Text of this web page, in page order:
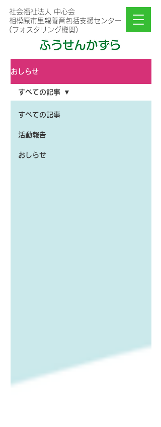
社会福祉法人 中心会
相模原市里親養育包括支援センター
(フォスタリング機関)
おしらせ
すべての記事
活動報告
おしらせ
すべての記事